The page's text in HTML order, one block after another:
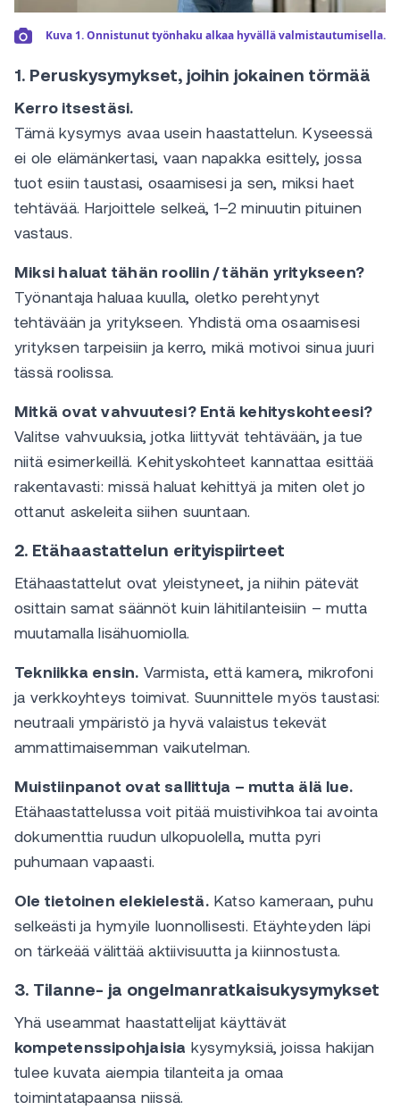
Kuva 1. Onnistunut työnhaku alkaa hyvällä valmistautumisella.
1. Peruskysymykset, joihin jokainen törmää
Kerro itsestäsi.
Tämä kysymys avaa usein haastattelun. Kyseessä
ei ole elämänkertasi, vaan napakka esittely, jossa
tuot esiin taustasi, osaamisesi ja sen, miksi haet
tehtävää. Harjoittele selkeä, 1–2 minuutin pituinen
vastaus.
Miksi haluat tähän rooliin / tähän yritykseen?
Työnantaja haluaa kuulla, oletko perehtynyt
tehtävään ja yritykseen. Yhdistä oma osaamisesi
yrityksen tarpeisiin ja kerro, mikä motivoi sinua juuri
tässä roolissa.
Mitkä ovat vahvuutesi? Entä kehityskohteesi?
Valitse vahvuuksia, jotka liittyvät tehtävään, ja tue
niitä esimerkeillä. Kehityskohteet kannattaa esittää
rakentavasti: missä haluat kehittyä ja miten olet jo
ottanut askeleita siihen suuntaan.
2. Etähaastattelun erityispiirteet
Etähaastattelut ovat yleistyneet, ja niihin pätevät
osittain samat säännöt kuin lähitilanteisiin – mutta
muutamalla lisähuomiolla.
Tekniikka ensin. Varmista, että kamera, mikrofoni
ja verkkoyhteys toimivat. Suunnittele myös taustasi:
neutraali ympäristö ja hyvä valaistus tekevät
ammattimaisemman vaikutelman.
Muistiinpanot ovat sallittuja – mutta älä lue.
Etähaastattelussa voit pitää muistivihkoa tai avointa
dokumenttia ruudun ulkopuolella, mutta pyri
puhumaan vapaasti.
Ole tietoinen elekielestä.Katso kameraan, puhu
selkeästi ja hymyile luonnollisesti. Etäyhteyden läpi
on tärkeää välittää aktiivisuutta ja kiinnostusta.
3. Tilanne- ja ongelmanratkaisukysymykset
Yhä useammat haastattelijat käyttävät
kompetenssipohjaisia kysymyksiä, joissa hakijan
tulee kuvata aiempia tilanteita ja omaa
toimintatapaansa niissä.